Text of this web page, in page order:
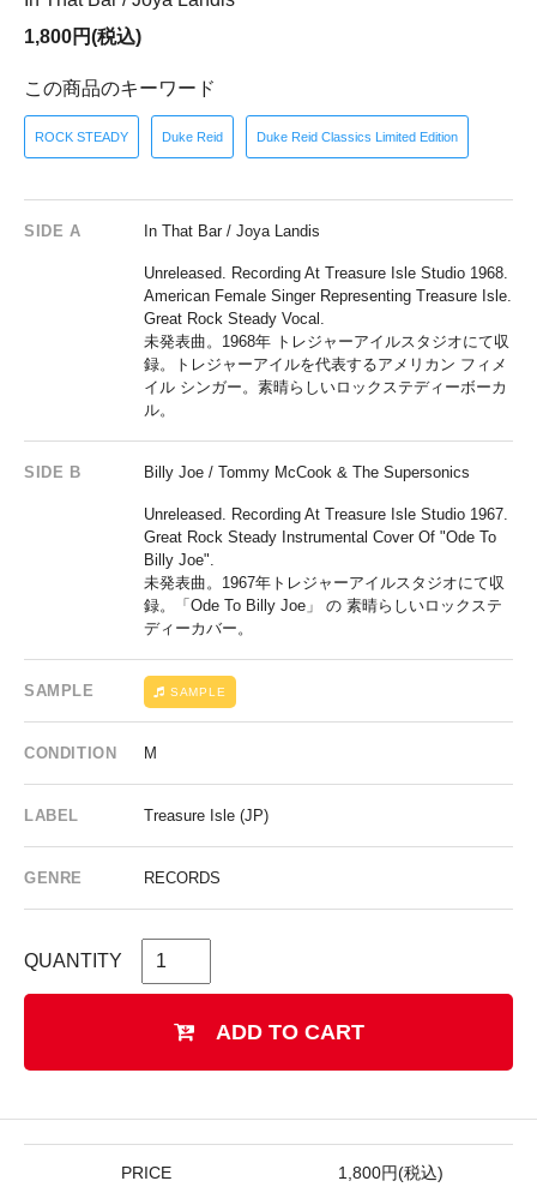
1,800円(税込)
この商品のキーワード
ROCK STEADY Duke Reid Duke Reid Classics Limited Edition
SIDE A In That Bar / Joya Landis
Unreleased. Recording At Treasure Isle Studio 1968.
American Female Singer Representing Treasure Isle.
Great Rock Steady Vocal.
未発表曲。1968年 トレジャーアイルスタジオにて収
録。トレジャーアイルを代表するアメリカン フィメ
イル シンガー。素晴らしいロックステディーボーカ
ル。
SIDE B Billy Joe / Tommy McCook & The Supersonics
Unreleased. Recording At Treasure Isle Studio 1967.
Great Rock Steady Instrumental Cover Of "Ode To
Billy Joe".
未発表曲。1967年トレジャーアイルスタジオにて収
録。「Ode To Billy Joe」 の 素晴らしいロックステ
ディーカバー。
SAMPLE SAMPLE
CONDITION M
LABEL Treasure Isle (JP)
GENRE RECORDS
QUANTITY
ADD TO CART
PRICE 1,800円(税込)